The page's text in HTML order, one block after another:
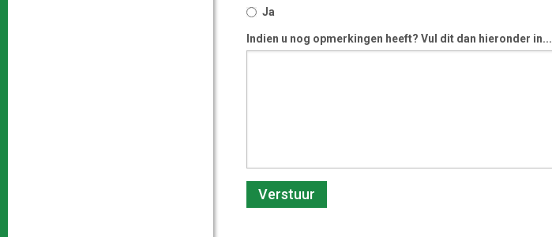
Ja
Indien u nog opmerkingen heeft? Vul dit dan hieronder in...
Verstuur